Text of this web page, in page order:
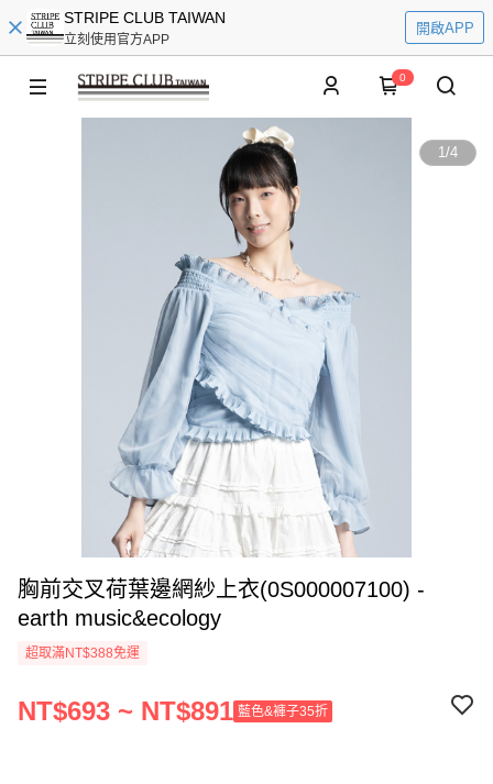
STRIPE CLUB TAIWAN
立刻使用官方APP
開啟APP
0
1/4
胸前交叉荷葉邊網紗上衣(0S000007100) -
earth music&ecology
超取滿NT$388免運
NT$693 ~ NT$891 藍色&褲子35折